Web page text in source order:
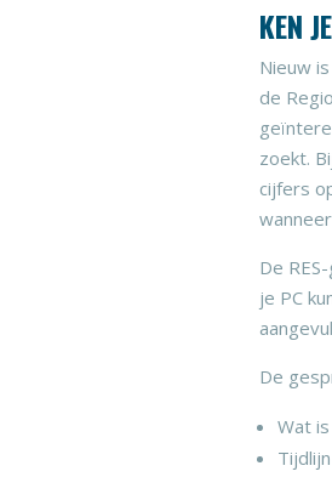
KEN
Nieuw
de
zoekt.
cijfers
De
je PC
De
Wat is